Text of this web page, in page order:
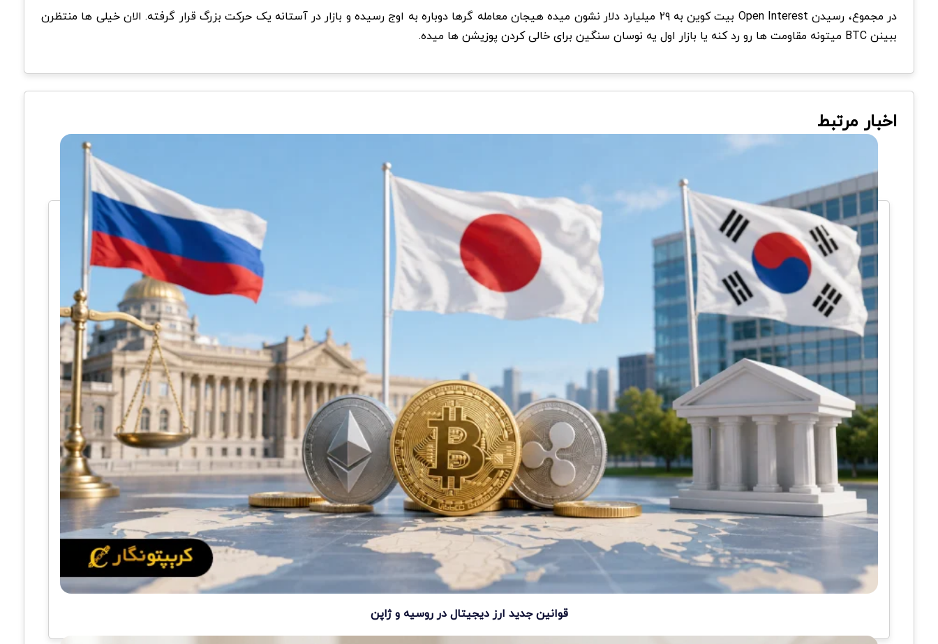
در مجموع، رسیدن Open Interest بیت کوین به ۲۹ میلیارد دلار نشون میده هیجان معامله گرها دوباره به اوج رسیده و بازار در آستانه یک حرکت بزرگ قرار گرفته. الان خیلی ها منتظرن
ببینن BTC میتونه مقاومت ها رو رد کنه یا بازار اول یه نوسان سنگین برای خالی کردن پوزیشن ها میده.
اخبار مرتبط
قوانین جدید ارز دیجیتال در روسیه و ژاپن